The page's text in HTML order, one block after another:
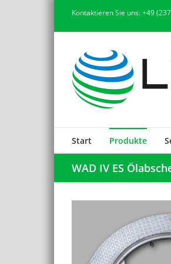
Kontaktieren Sie uns: +49
Start Produkte
WAD IV ES